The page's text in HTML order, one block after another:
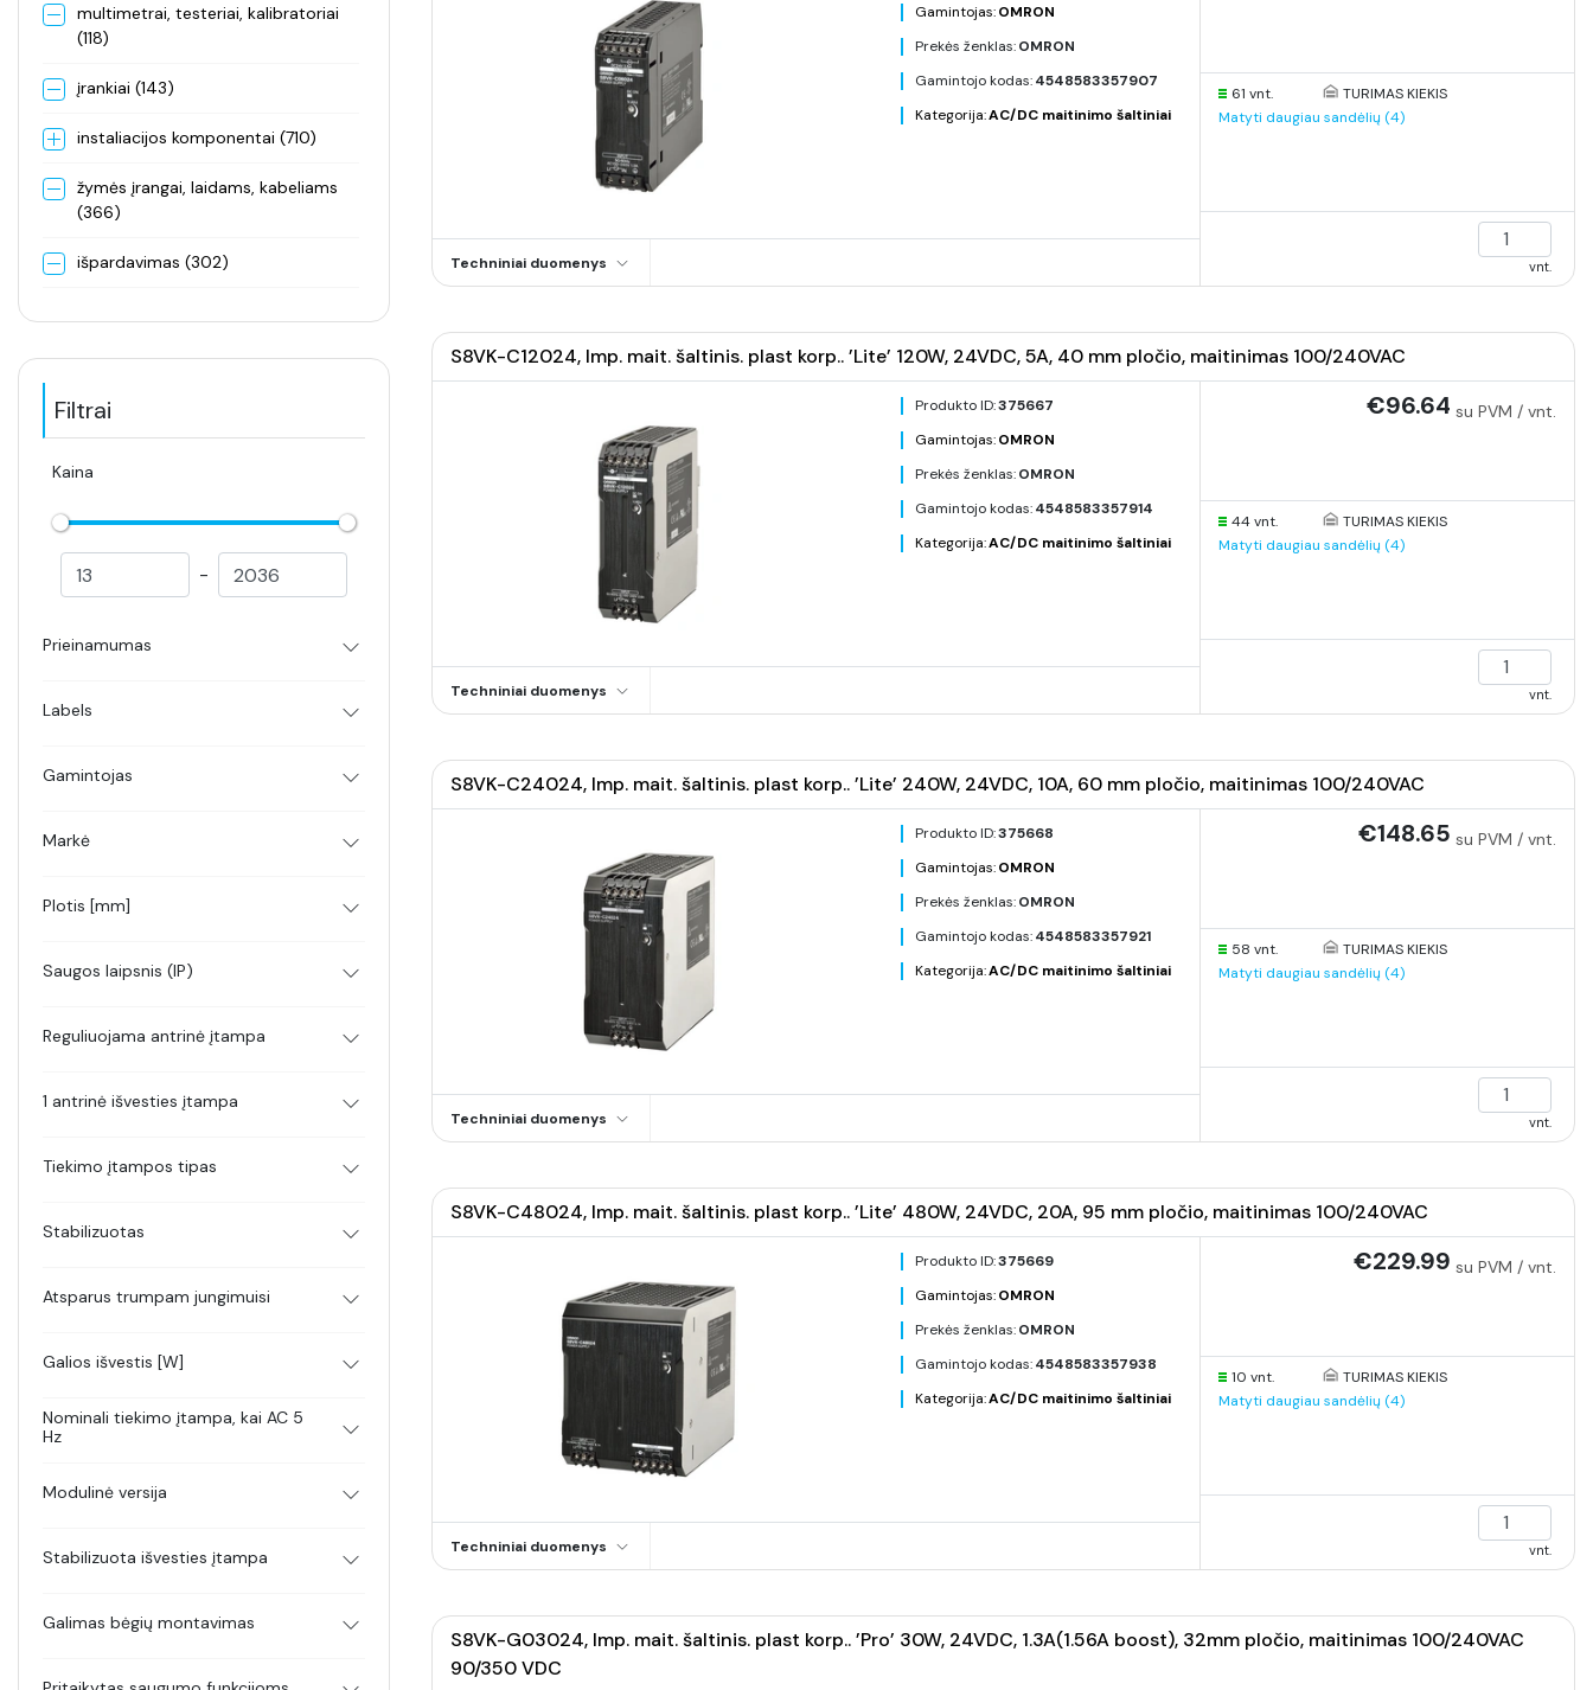
multimetrai, testeriai, kalibratoriai
(118)
įrankiai (143)
instaliacijos komponentai (710)
žymės įrangai, laidams, kabeliams
(366)
išpardavimas (302)
Filtrai
Kaina
-
Prieinamumas
Labels
Gamintojas
Markė
Plotis [mm]
Saugos laipsnis (IP)
Reguliuojama antrinė įtampa
1 antrinė išvesties įtampa
Tiekimo įtampos tipas
Stabilizuotas
Atsparus trumpam jungimuisi
Galios išvestis [W]
Nominali tiekimo įtampa, kai AC 5
Hz
Modulinė versija
Stabilizuota išvesties įtampa
Galimas bėgių montavimas
Gamintojas: OMRON
Prekės ženklas: OMRON
Gamintojo kodas: 4548583357907
Kategorija:AC/DC maitinimo šaltiniai
Techniniai duomenys
61 vnt.
TURIMAS KIEKIS
Matyti daugiau sandėlių (4)
vnt.
S8VK-C12024, Imp. mait. šaltinis. plast korp.. ’Lite’ 120W, 24VDC, 5A, 40 mm pločio, maitinimas 100/240VAC
Produkto ID:375667
Gamintojas: OMRON
Prekės ženklas: OMRON
Gamintojo kodas: 4548583357914
Kategorija:AC/DC maitinimo šaltiniai
Techniniai duomenys
€96.64 su PVM / vnt.
44 vnt.
TURIMAS KIEKIS
Matyti daugiau sandėlių (4)
vnt.
S8VK-C24024, Imp. mait. šaltinis. plast korp.. ’Lite’ 240W, 24VDC, 10A, 60 mm pločio, maitinimas 100/240VAC
Produkto ID:375668
Gamintojas: OMRON
Prekės ženklas: OMRON
Gamintojo kodas: 4548583357921
Kategorija:AC/DC maitinimo šaltiniai
Techniniai duomenys
€148.65 su PVM / vnt.
58 vnt.
TURIMAS KIEKIS
Matyti daugiau sandėlių (4)
vnt.
S8VK-C48024, Imp. mait. šaltinis. plast korp.. ’Lite’ 480W, 24VDC, 20A, 95 mm pločio, maitinimas 100/240VAC
Produkto ID:375669
Gamintojas: OMRON
Prekės ženklas: OMRON
Gamintojo kodas: 4548583357938
Kategorija:AC/DC maitinimo šaltiniai
Techniniai duomenys
€229.99 su PVM / vnt.
10 vnt.
TURIMAS KIEKIS
Matyti daugiau sandėlių (4)
vnt.
S8VK-G03024, Imp. mait. šaltinis. plast korp.. ’Pro’ 30W, 24VDC, 1.3A(1.56A boost), 32mm pločio, maitinimas 100/240VAC
90/350 VDC